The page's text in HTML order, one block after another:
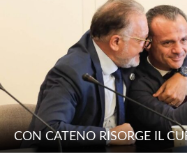
CON CATENO RISORGE IL